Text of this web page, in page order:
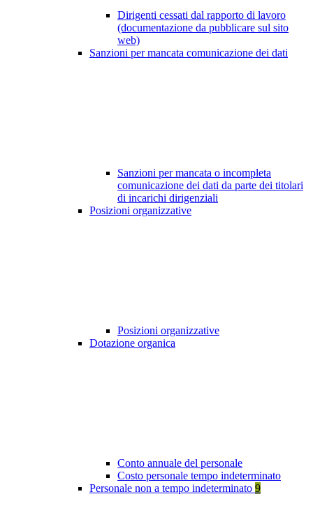
Dirigenti cessati dal rapporto di lavoro
(documentazione da pubblicare sul sito
web)
Sanzioni per mancata comunicazione dei dati
Sanzioni per mancata o incompleta
comunicazione dei dati da parte dei titolari
di incarichi dirigenziali
Posizioni organizzative
Posizioni organizzative
Dotazione organica
Conto annuale del personale
Costo personale tempo indeterminato
Personale non a tempo indeterminato 9